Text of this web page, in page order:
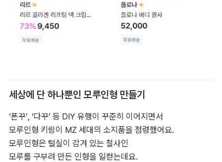
세상에 단 하나뿐인 모루인형 만들기
‘폰꾸’, ‘다꾸’ 등 DIY 유행이 꾸준히 이어지면서
모루인형 키링이 MZ 세대의 소지품을 점령했어요.
모루인형은 털실이 감겨 있는 철사인
모루를 구부려 만든 인형을 일컫는데요.